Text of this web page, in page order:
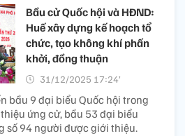
Bầu cử Quốc hội và HĐND:
Huế xây dựng kế hoạch tổ
chức, tạo không khí phấn
khởi, đồng thuận
31/12/2025 17:24’
bầu 9 đại biểu Quốc hội trong
ứng cử, bầu 53 đại biểu
số 94 người được giới thiệu.